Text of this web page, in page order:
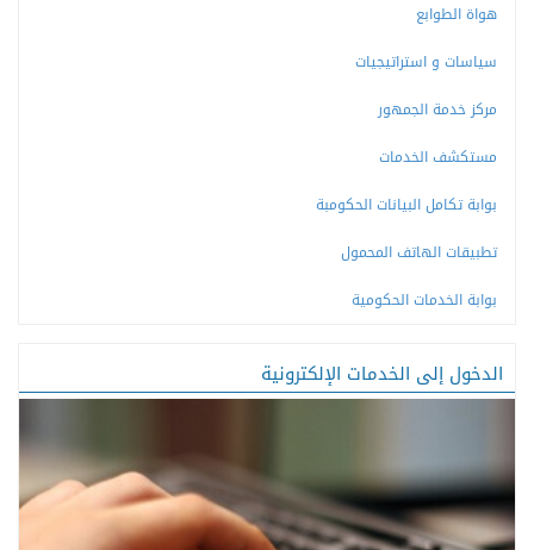
هواة الطوابع
سياسات و استراتيجيات
مركز خدمة الجمهور
مستكشف الخدمات
بوابة تكامل البيانات الحكومبة
تطبيقات الهاتف المحمول
بوابة الخدمات الحكومية
الدخول إلى الخدمات الإلكترونية